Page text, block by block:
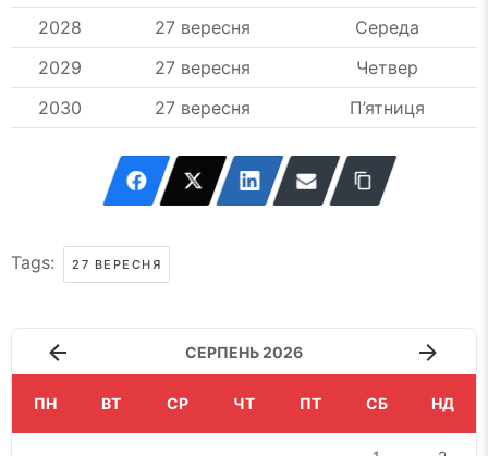
2028
27 вересня
Середа
2029
27 вересня
Четвер
2030
27 вересня П’ятниця
Tags: 27 ВЕРЕСНЯ
СЕРПЕНЬ 2026
ПН ВТ СР ЧТ ПТ СБ НД